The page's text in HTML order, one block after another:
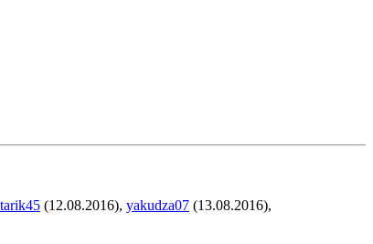
(12.08.2016), yakudza07 (13.08.2016),